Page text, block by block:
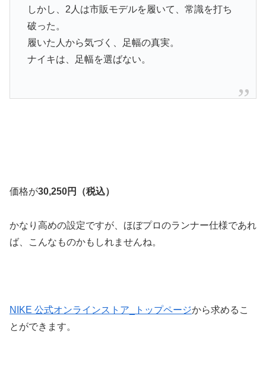
しかし、2人は市販モデルを履いて、常識を打ち
破った。
履いた人から気づく、足幅の真実。
ナイキは、足幅を選ばない。
価格が30,250円（税込）
かなり高めの設定ですが、ほぼプロのランナー仕様であれ
ば、こんなものかもしれませんね。
NIKE 公式オンラインストア_トップページから求めるこ
とができます。